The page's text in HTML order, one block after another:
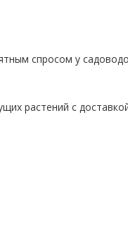
спросом у
растений с